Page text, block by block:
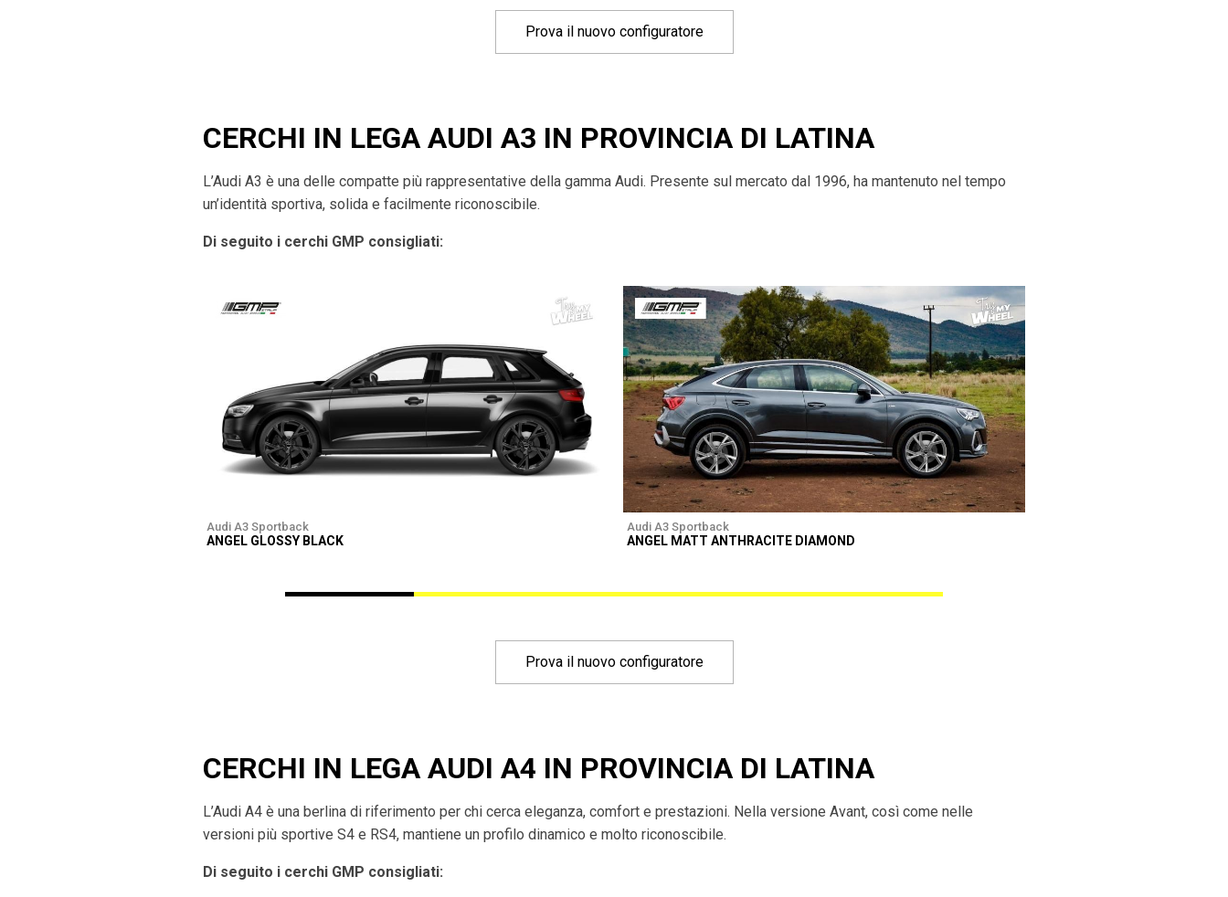
Prova il nuovo configuratore
CERCHI IN LEGA AUDI A3 IN PROVINCIA DI LATINA
L’Audi A3 è una delle compatte più rappresentative della gamma Audi. Presente sul mercato dal 1996, ha mantenuto nel tempo
un’identità sportiva, solida e facilmente riconoscibile.
Di seguito i cerchi GMP consigliati:
Audi A3 Sportback
ANGEL GLOSSY BLACK
Audi A3 Sportback
ANGEL MATT ANTHRACITE DIAMOND
Prova il nuovo configuratore
CERCHI IN LEGA AUDI A4 IN PROVINCIA DI LATINA
L’Audi A4 è una berlina di riferimento per chi cerca eleganza, comfort e prestazioni. Nella versione Avant, così come nelle
versioni più sportive S4 e RS4, mantiene un profilo dinamico e molto riconoscibile.
Di seguito i cerchi GMP consigliati: